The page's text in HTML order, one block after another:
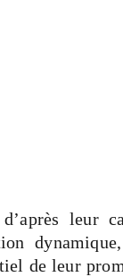
leur
de leur